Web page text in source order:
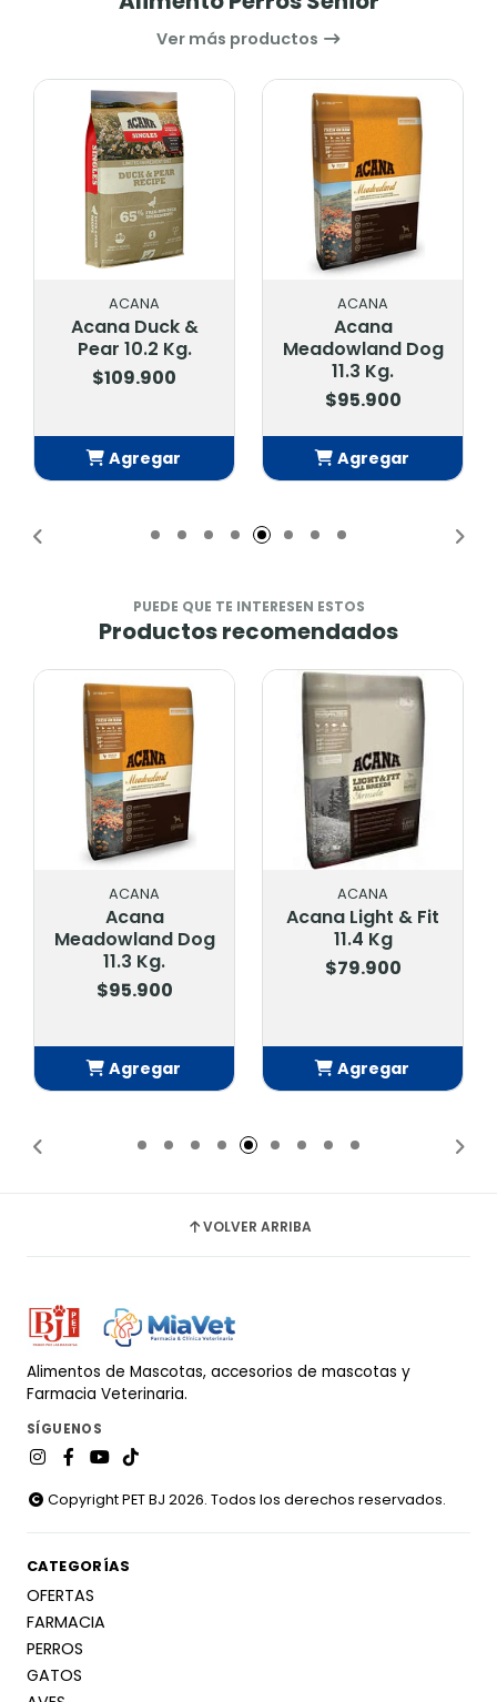
Ver más productos
ACANA
Acana Duck &
Pear 10.2 Kg.
$109.900
Agregar
ACANA
Acana
Meadowland Dog
11.3 Kg.
$95.900
Agregar
PUEDE QUE TE INTERESEN ESTOS
Productos recomendados
ACANA
Acana
Meadowland Dog
11.3 Kg.
$95.900
Agregar
ACANA
Acana Light & Fit
11.4 Kg
$79.900
Agregar
VOLVER ARRIBA
Alimentos de Mascotas, accesorios de mascotas y
Farmacia Veterinaria.
SÍGUENOS
Copyright PET BJ 2026. Todos los derechos reservados.
CATEGORÍAS
OFERTAS
FARMACIA
PERROS
GATOS